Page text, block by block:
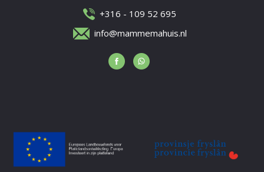
+316 - 109 52 695
info@mammemahuis.nl